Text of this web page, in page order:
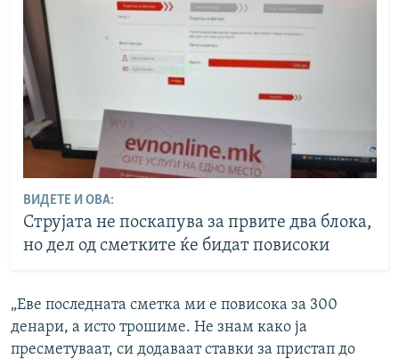
ВИДЕТЕ И ОВА:
Струјата не поскапува за првите два блока,
но дел од сметките ќе бидат повисоки
„Еве последната сметка ми е повисока за 300
денари, а исто трошиме. Не знам како ја
пресметуваат, си додаваат ставки за пристап до